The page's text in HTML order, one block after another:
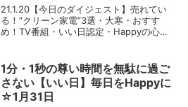
21.1.20【今日のダイジェスト】売れてい
る！“クリーン家電”3選・大寒・おすす
め！TV番組・いい日認定・Happyの心得
1分・1秒の尊い時間を無駄に過ご
さない【いい日】毎日をHappyに
☆1月31日